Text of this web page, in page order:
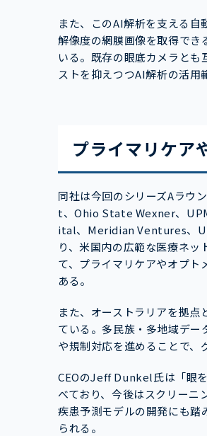
また、このAI解析を支える
解像度の網膜画像を取得でき
いる。既存の眼底カメラと
ストを抑えつつAI解析の活用
プライマリケア
同社は今回のシリーズAラ
t、Ohio State Wexner、
ital、Meridian Ventures、
り、米国内の広範な医療ネ
て、プライマリケアやオプ
ある。
また、オーストラリアを拠
ている。多民族・多地域デ
や規制対応を進めることで、
CEOのJeff Dunkel氏は「眼
べており、今後はスクリーニ
疾患予測モデルの開発にも踏
られる。